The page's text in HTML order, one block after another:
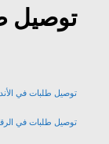
توصيل
توصيل طلبات في
توصيل طلبات في